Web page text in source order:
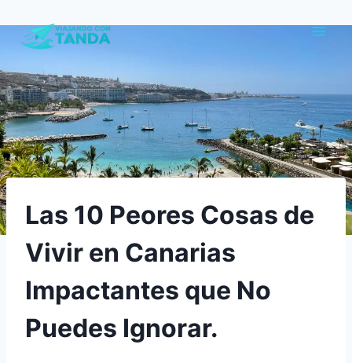
contenido
Las 10 Peores Cosas de
Vivir en Canarias
Impactantes que No
Puedes Ignorar.